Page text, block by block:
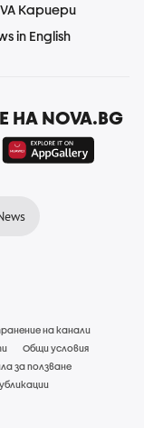
Кариери
in English
NOVA.BG
на канали
Общи условия
за ползване